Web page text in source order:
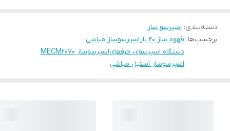
دسته‌بندی: اسپرسو ساز
برچسب‌ها :قهوه ساز ۲۰ بار
اسپرسوساز مباشی
دستگاه اسپرسوی حرفهایاسپرسوساز MECM2070
اسپرسوساز استیل مباشی